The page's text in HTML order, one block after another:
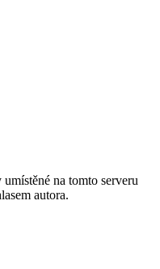
na tomto serveru
autora.